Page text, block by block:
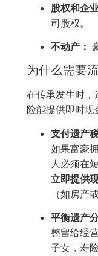
股权和企
司股权。
不动产：
为什么需要
在传承发生时，
险能提供即时现
支付遗产
如果富豪
人必须在
立即提供
（如房产
平衡遗产
整留给经
子女，寿